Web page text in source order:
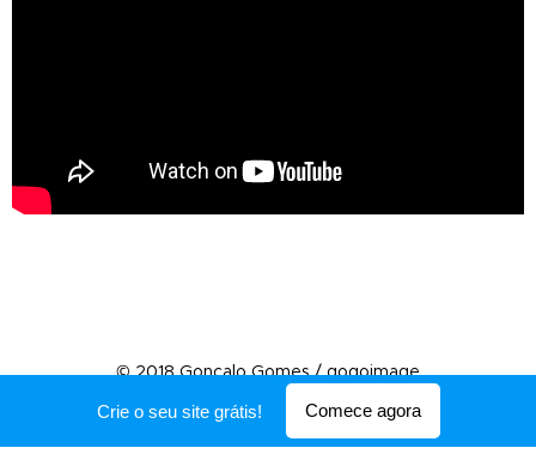
© 2018 Gonçalo Gomes / gogoimage
Desenvolvido por
Webnode
Crie o seu site grátis! Comece agora